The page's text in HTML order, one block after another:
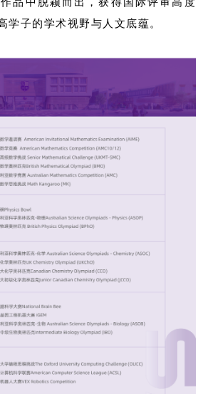
学子的学术视野与人文底蕴。